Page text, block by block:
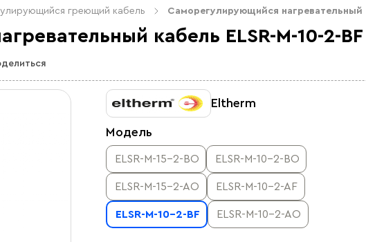
греющий кабель Саморегулирующийся нагревательный
кабель ELSR-M-10-2-BF
Eltherm
Модель
ELSR-M-15-2-BO ELSR-M-10-2-BO
ELSR-M-15-2-AO ELSR-M-10-2-AF
ELSR-M-10-2-BF ELSR-M-10-2-AO